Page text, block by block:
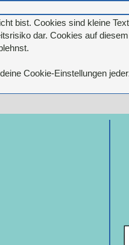
bist. Cookies sind kleine
dar. Cookies auf
Cookie-Einstellungen